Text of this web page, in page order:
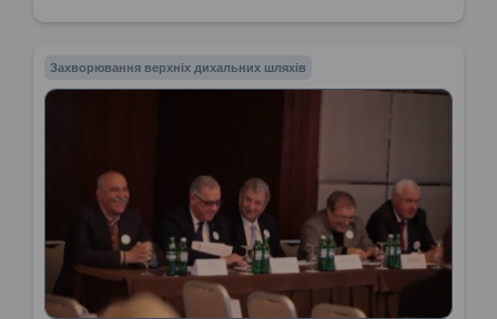
Захворювання верхніх дихальних шляхів